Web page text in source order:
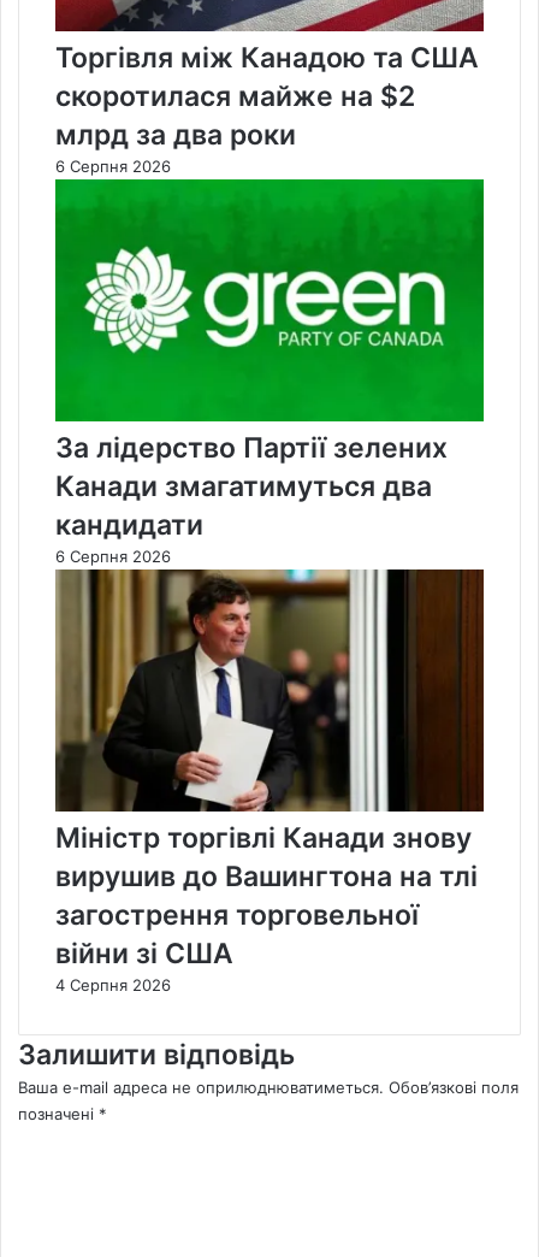
Торгівля між Канадою та США
скоротилася майже на $2
млрд за два роки
6 Серпня 2026
За лідерство Партії зелених
Канади змагатимуться два
кандидати
6 Серпня 2026
Міністр торгівлі Канади знову
вирушив до Вашингтона на тлі
загострення торговельної
війни зі США
4 Серпня 2026
Залишити відповідь
Ваша e-mail адреса не оприлюднюватиметься. Обов’язкові поля
позначені *